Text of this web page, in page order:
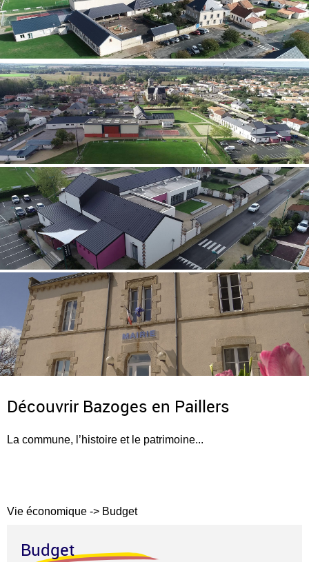
Découvrir Bazoges en Paillers
La commune, l’histoire et le patrimoine...
Vie économique -> Budget
Budget